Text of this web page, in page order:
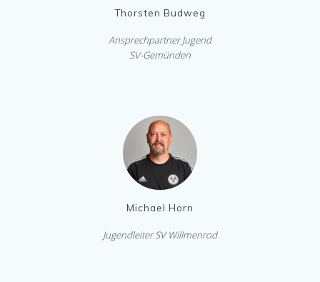
Thorsten Budweg
Ansprechpartner Jugend
SV-Gemünden
Michael Horn
Jugendleiter SV Willmenrod